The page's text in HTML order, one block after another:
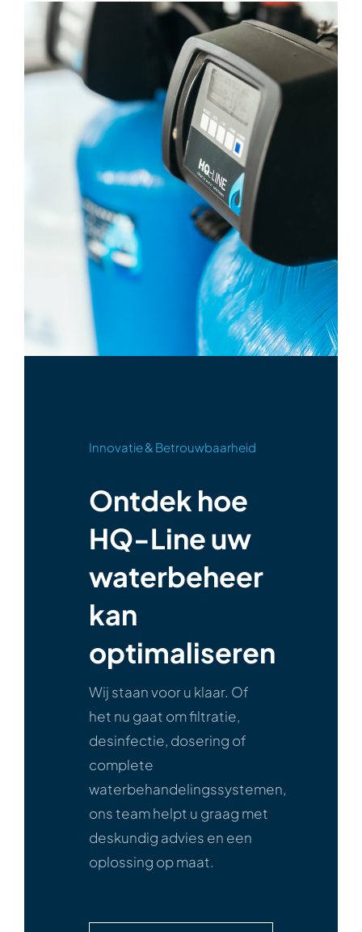
Innovatie & Betrouwbaarheid
Ontdek hoe
HQ-Line uw
waterbeheer
kan
optimaliseren
Wij staan voor u klaar. Of
het nu gaat om filtratie,
desinfectie, dosering of
complete
waterbehandelingssystemen,
ons team helpt u graag met
deskundig advies en een
oplossing op maat.